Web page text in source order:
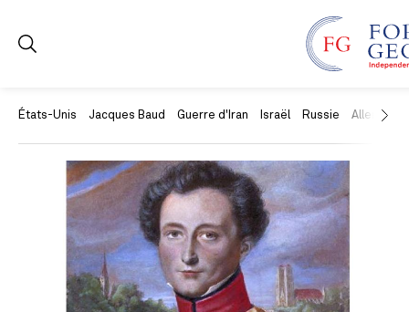
États-Unis Jacques Baud Guerre d'Iran Israël Russie Allemagne